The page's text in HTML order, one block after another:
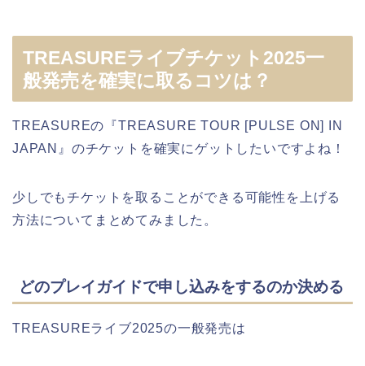
TREASUREライブチケット2025一
般発売を確実に取るコツは？
TREASUREの『TREASURE TOUR [PULSE ON] IN
JAPAN』のチケットを確実にゲットしたいですよね！
少しでもチケットを取ることができる可能性を上げる
方法についてまとめてみました。
どのプレイガイドで申し込みをするのか決める
TREASUREライブ2025の一般発売は